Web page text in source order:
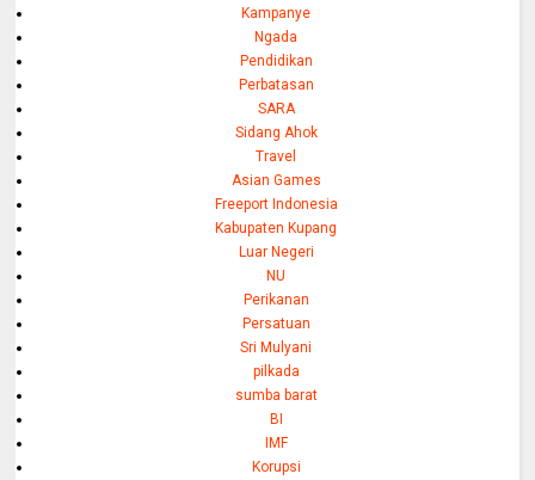
Kampanye
Ngada
Pendidikan
Perbatasan
SARA
Sidang Ahok
Travel
Asian Games
Freeport Indonesia
Kabupaten Kupang
Luar Negeri
NU
Perikanan
Persatuan
Sri Mulyani
pilkada
sumba barat
BI
IMF
Korupsi